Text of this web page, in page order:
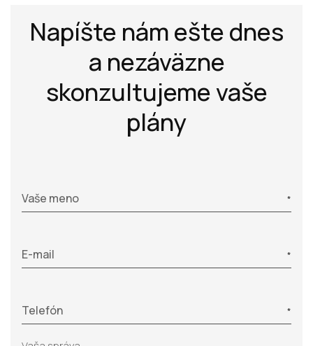
Napíšte nám ešte dnes
a nezáväzne
skonzultujeme vaše
plány
Vaše meno
E-mail
Telefón